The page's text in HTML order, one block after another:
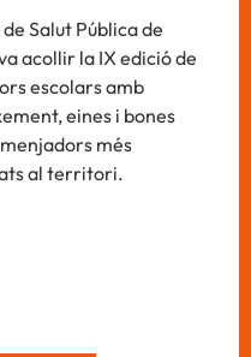
Salut Pública de
acollir la IX edició de
escolars amb
eines i bones
més
al territori.